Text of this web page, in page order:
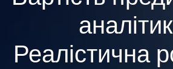
Реалістична